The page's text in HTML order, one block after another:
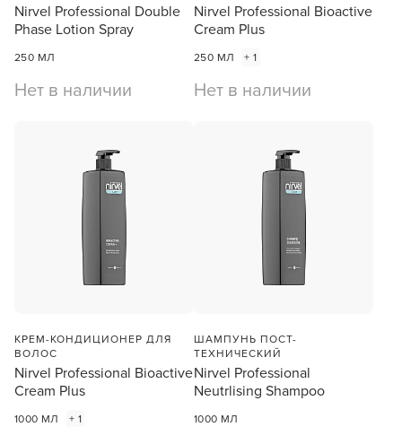
Nirvel Professional Double
Phase Lotion Spray
250 МЛ
Нет в наличии
Nirvel Professional Bioactive
Cream Plus
250 МЛ + 1
Нет в наличии
КРЕМ-КОНДИЦИОНЕР ДЛЯ
ВОЛОС
Nirvel Professional Bioactive
Cream Plus
1000 МЛ + 1
ШАМПУНЬ ПОСТ-
ТЕХНИЧЕСКИЙ
Nirvel Professional
Neutrlising Shampoo
1000 МЛ